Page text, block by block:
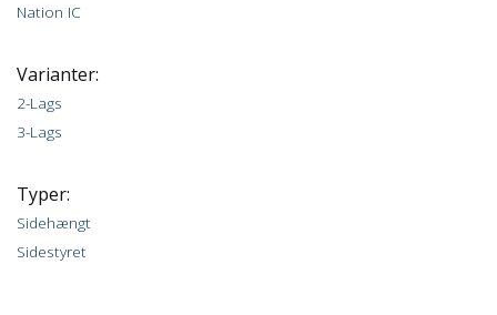
Nation IC
Varianter:
2-Lags
3-Lags
Typer:
Sidehængt
Sidestyret